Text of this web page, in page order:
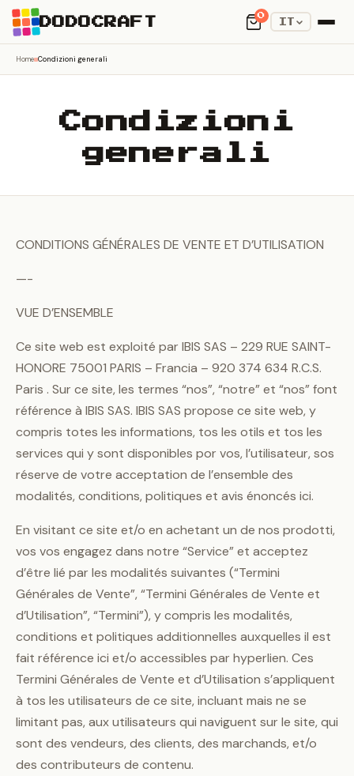
DODOCRAFT
0
Home Condizioni generali
Condizioni
generali
CONDITIONS GÉNÉRALES DE VENTE ET D’UTILISATION
—-
VUE D’ENSEMBLE
Ce site web est exploité par IBIS SAS – 229 RUE SAINT-
HONORE 75001 PARIS – Francia – 920 374 634 R.C.S.
Paris . Sur ce site, les termes “nos”, “notre” et “nos” font
référence à IBIS SAS. IBIS SAS propose ce site web, y
compris totes les informations, tos les otils et tos les
services qui y sont disponibles por vos, l’utilisateur, sos
réserve de votre acceptation de l’ensemble des
modalités, conditions, politiques et avis énoncés ici.
En visitant ce site et/o en achetant un de nos prodotti,
vos vos engagez dans notre “Service” et acceptez
d’être lié par les modalités suivantes (“Termini
Générales de Vente”, “Termini Générales de Vente et
d’Utilisation”, “Termini”), y compris les modalités,
conditions et politiques additionnelles auxquelles il est
fait référence ici et/o accessibles par hyperlien. Ces
Termini Générales de Vente et d’Utilisation s’appliquent
à tos les utilisateurs de ce site, incluant mais ne se
limitant pas, aux utilisateurs qui naviguent sur le site, qui
sont des vendeurs, des clients, des marchands, et/o
des contributeurs de contenu.